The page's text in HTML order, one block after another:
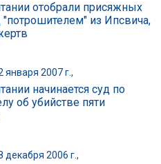
отобрали присяжных
"потрошителем" из Ипсвича,
января 2007 г.,
начинается суд по
об убийстве пяти
декабря 2006 г.,